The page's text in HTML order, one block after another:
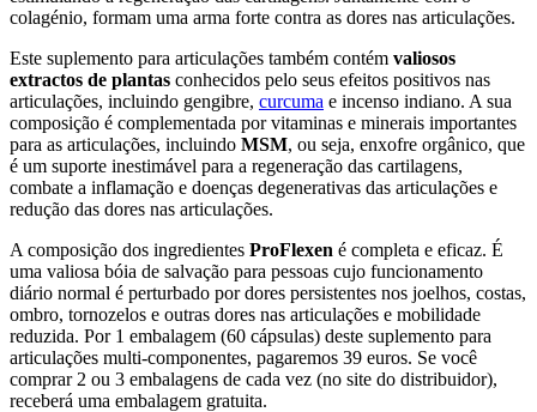
colagénio, formam uma arma forte contra as dores nas articulações.
Este suplemento para articulações também contém valiosos
extractos de plantas conhecidos pelo seus efeitos positivos nas
articulações, incluindo gengibre, curcuma e incenso indiano. A sua
composição é complementada por vitaminas e minerais importantes
para as articulações, incluindo MSM, ou seja, enxofre orgânico, que
é um suporte inestimável para a regeneração das cartilagens,
combate a inflamação e doenças degenerativas das articulações e
redução das dores nas articulações.
A composição dos ingredientes ProFlexen é completa e eficaz. É
uma valiosa bóia de salvação para pessoas cujo funcionamento
diário normal é perturbado por dores persistentes nos joelhos, costas,
ombro, tornozelos e outras dores nas articulações e mobilidade
reduzida. Por 1 embalagem (60 cápsulas) deste suplemento para
articulações multi-componentes, pagaremos 39 euros. Se você
comprar 2 ou 3 embalagens de cada vez (no site do distribuidor),
receberá uma embalagem gratuita.